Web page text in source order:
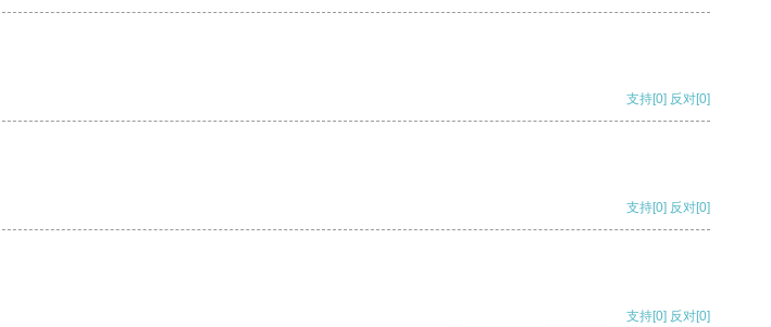
支持[0] 反对[0]
支持[0] 反对[0]
支持[0] 反对[0]